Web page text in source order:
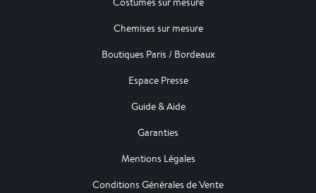
Chemises sur mesure
Boutiques Paris / Bordeaux
Espace Presse
Guide & Aide
Garanties
Mentions Légales
Conditions Générales de Vente